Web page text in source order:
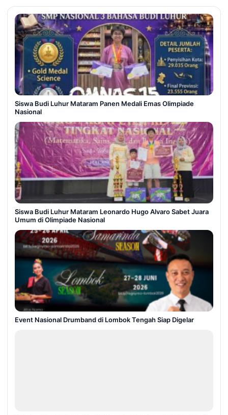
Siswa Budi Luhur Mataram Panen Medali Emas Olimpiade
Nasional
Siswa Budi Luhur Mataram Leonardo Hugo Alvaro Sabet Juara
Umum di Olimpiade Nasional
Event Nasional Drumband di Lombok Tengah Siap Digelar